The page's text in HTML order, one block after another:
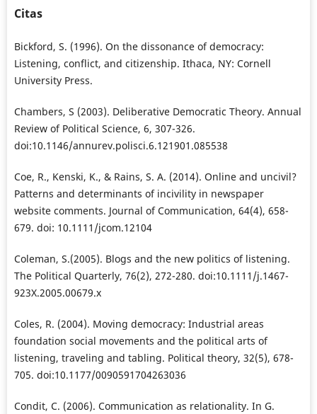
Citas
Bickford, S. (1996). On the dissonance of democracy:
Listening, conflict, and citizenship. Ithaca, NY: Cornell
University Press.
Chambers, S (2003). Deliberative Democratic Theory. Annual
Review of Political Science, 6, 307-326.
doi:10.1146/annurev.polisci.6.121901.085538
Coe, R., Kenski, K., & Rains, S. A. (2014). Online and uncivil?
Patterns and determinants of incivility in newspaper
website comments. Journal of Communication, 64(4), 658-
679. doi: 10.1111/jcom.12104
Coleman, S.(2005). Blogs and the new politics of listening.
The Political Quarterly, 76(2), 272-280. doi:10.1111/j.1467-
923X.2005.00679.x
Coles, R. (2004). Moving democracy: Industrial areas
foundation social movements and the political arts of
listening, traveling and tabling. Political theory, 32(5), 678-
705. doi:10.1177/0090591704263036
Condit, C. (2006). Communication as relationality. In G.